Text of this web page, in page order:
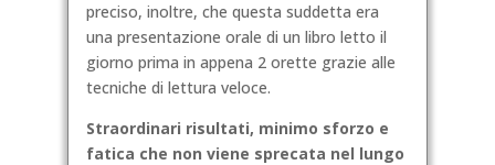
preciso, inoltre, che questa suddetta era
una presentazione orale di un libro letto il
giorno prima in appena 2 orette grazie alle
tecniche di lettura veloce.
Straordinari risultati, minimo sforzo e
fatica che non viene sprecata nel lungo